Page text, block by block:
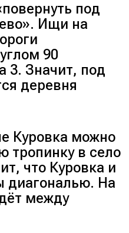
под
. Ищи на
90
3. Значит, под
деревня
Куровка можно
тропинку в село
что Куровка и
диагональю. На
между